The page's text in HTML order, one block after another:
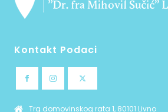
Kontakt Podaci
Trg domovinskog rata 1, 80101 Livno